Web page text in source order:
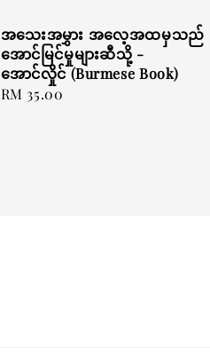
အသေးအမွှား အလေ့အထမှသည်
အောင်မြင်မှုများဆီသို့ -
အောင်လှိုင် (Burmese Book)
Regular
RM 35.00